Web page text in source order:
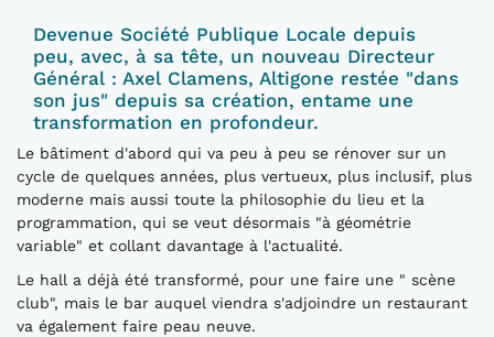
Devenue Société Publique Locale depuis
peu, avec, à sa tête, un nouveau Directeur
Général : Axel Clamens, Altigone restée "dans
son jus" depuis sa création, entame une
transformation en profondeur.
Le bâtiment d'abord qui va peu à peu se rénover sur un
cycle de quelques années, plus vertueux, plus inclusif, plus
moderne mais aussi toute la philosophie du lieu et la
programmation, qui se veut désormais "à géométrie
variable" et collant davantage à l'actualité.
Le hall a déjà été transformé, pour une faire une " scène
club", mais le bar auquel viendra s'adjoindre un restaurant
va également faire peau neuve.